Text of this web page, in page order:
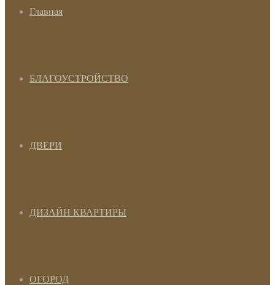
Главная
БЛАГОУСТРОЙСТВО
ДВЕРИ
ДИЗАЙН КВАРТИРЫ
ОГОРОД